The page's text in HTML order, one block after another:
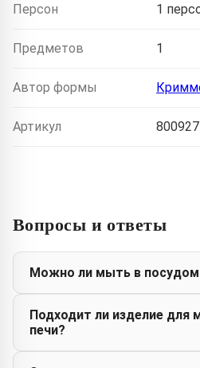
Персон 1
Предметов 1
Автор формы
Артикул
Вопросы и ответы
Можно ли мыть в
Подходит ли изделие для
печи?